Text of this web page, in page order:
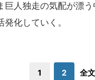
巨人独走の気配が漂
化していく。
1 2 全